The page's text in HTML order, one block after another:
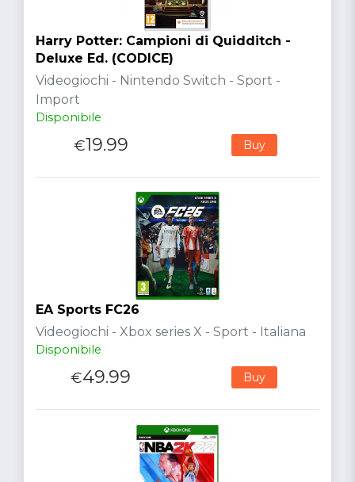
Harry Potter: Campioni di Quidditch -
Deluxe Ed. (CODICE)
Videogiochi - Nintendo Switch - Sport -
Import
Disponibile
€19.99 Buy
EA Sports FC26
Videogiochi - Xbox series X - Sport - Italiana
Disponibile
€49.99 Buy